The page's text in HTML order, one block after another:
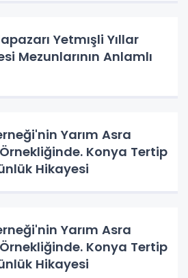
Yetmışli Yıllar
Mezunlarının Anlamlı
Yarım Asra
Konya Tertip
Hikayesi
Yarım Asra
Konya Tertip
Hikayesi